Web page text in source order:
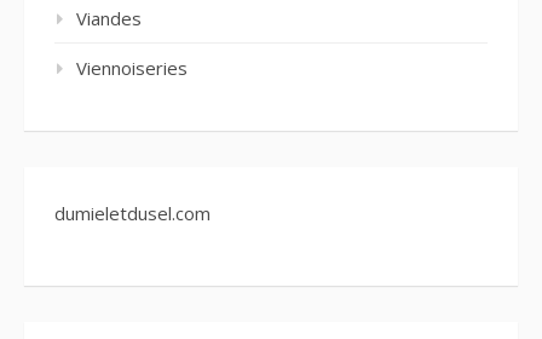
Viandes
Viennoiseries
dumieletdusel.com